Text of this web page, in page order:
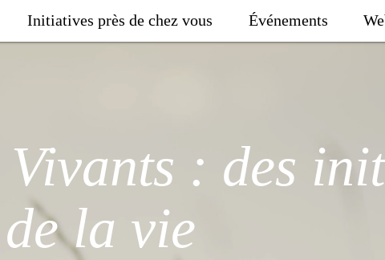
Initiatives près de chez vous Événements
: des
la vie